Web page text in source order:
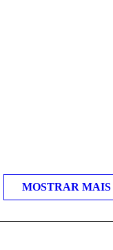
MOSTRAR MAIS